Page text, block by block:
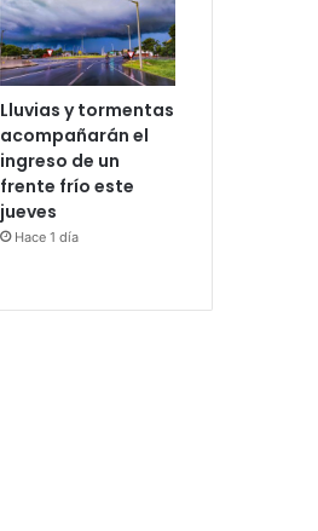
Lluvias y tormentas
acompañarán el
ingreso de un
frente frío este
jueves
Hace 1 día